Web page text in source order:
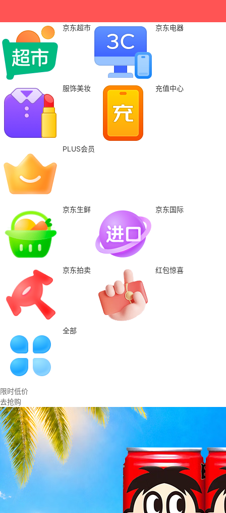
京东超市 京东电器
服饰美妆 充值中心
PLUS会员
京东生鲜 京东国际
京东拍卖 红包惊喜
全部
限时低价
去抢购